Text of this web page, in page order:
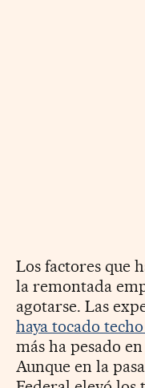
Los factores que
la remontada
agotarse. Las
haya tocado
más ha pesado
Aunque en la